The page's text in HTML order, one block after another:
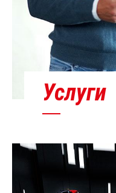
Услуги